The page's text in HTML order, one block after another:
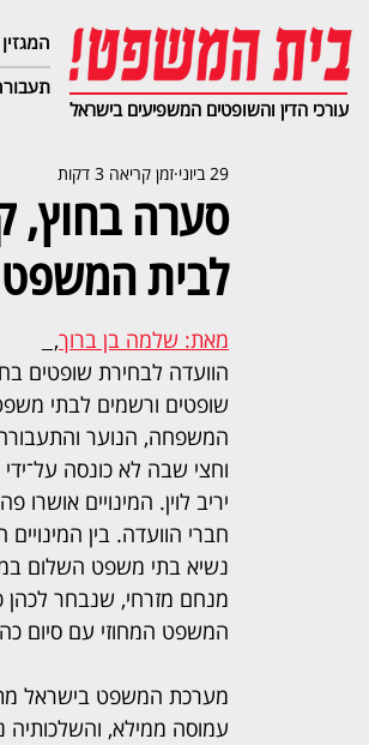
עורכי הדין והשופטים המשפיעים בישראל
סערה בחוץ,
לבית המשפט
29 ביוני זמן קריאה 3 דקות
מאת: שלמה בן ברוך,
שופטים ורשמים לבתי
המשפחה, הנוער
וחצי שבה לא כונסה
יריב לוין. המינויים אושרו
חברי הוועדה. בין
נשיא בתי משפט השלום
מנחם מזרחי, שנבחר לכהן
המשפט המחוזי עם סיום
מערכת המשפט בישראל
עמוסה ממילא, והשלכותיה